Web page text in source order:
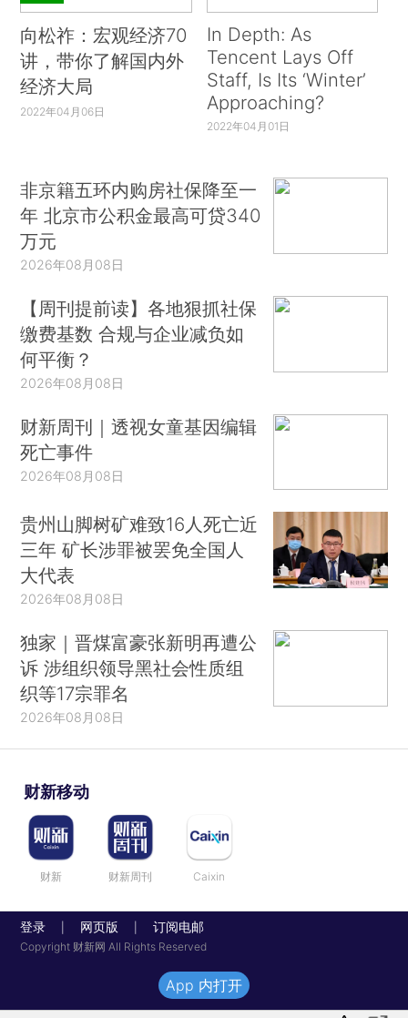
向松祚：宏观经济70
讲，带你了解国内外
经济大局
2022年04月06日
In Depth: As
Tencent Lays Off
Staff, Is Its ‘Winter’
Approaching?
2022年04月01日
非京籍五环内购房社保降至一
年 北京市公积金最高可贷340
万元
2026年08月08日
【周刊提前读】各地狠抓社保
缴费基数 合规与企业减负如
何平衡？
2026年08月08日
财新周刊｜透视女童基因编辑
死亡事件
2026年08月08日
贵州山脚树矿难致16人死亡近
三年 矿长涉罪被罢免全国人
大代表
2026年08月08日
独家｜晋煤富豪张新明再遭公
诉 涉组织领导黑社会性质组
织等17宗罪名
2026年08月08日
财新移动
财新 财新周刊 Caixin
登录 网页版 订阅电邮
Copyright 财新网 All Rights Reserved
App 内打开